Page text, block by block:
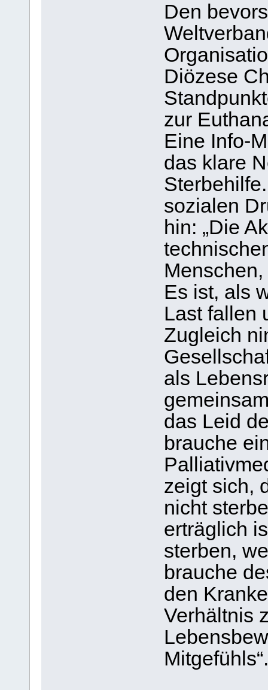
Den
Diözese
zur
Eine Info-
das klare
sozialen
hin: „Die
Es ist, als
Last fallen
Zugleich
als
das Leid
brauche
zeigt sich,
nicht
erträglich
sterben,
brauche
den
Verhältnis
Mitgefühls“.